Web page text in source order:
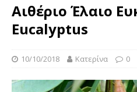
Αιθέριο Έλαιο
Eucalyptus
10/10/2018 Κατερίνα 0